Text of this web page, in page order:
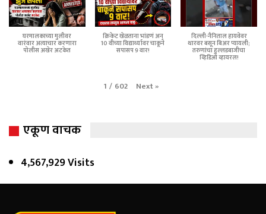
घरमालकाच्या मुलीवर
वारंवार अत्याचार करणारा
पोलीस अखेर अटकेत
क्रिकेट खेळताना भांडणं अन्
10 वीच्या विद्यार्थ्यावर चाकूने
सपासप 9 वार!
दिल्ली-नैनिताल हायवेवर
थारवर बसून बिअर प्यायली;
तरुणांचा हुल्लडबाजीचा
व्हिडिओ व्हायरल!
1 / 602 Next»
एकूण वाचक
4,567,929 Visits